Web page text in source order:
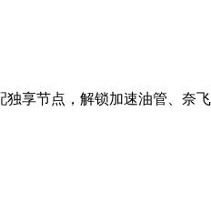
独享节点，解锁加速油管、奈飞